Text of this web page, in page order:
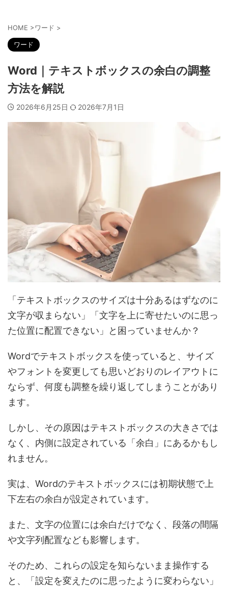
HOME >ワード >
ワード
Word｜テキストボックスの余白の調整
方法を解説
2026年6月25日 2026年7月1日
「テキストボックスのサイズは十分あるはずなのに
文字が収まらない」「文字を上に寄せたいのに思っ
た位置に配置できない」と困っていませんか？
Wordでテキストボックスを使っていると、サイズ
やフォントを変更しても思いどおりのレイアウトに
ならず、何度も調整を繰り返してしまうことがあり
ます。
しかし、その原因はテキストボックスの大きさでは
なく、内側に設定されている「余白」にあるかもし
れません。
実は、Wordのテキストボックスには初期状態で上
下左右の余白が設定されています。
また、文字の位置には余白だけでなく、段落の間隔
や文字列配置なども影響します。
そのため、これらの設定を知らないまま操作する
と、「設定を変えたのに思ったように変わらない」